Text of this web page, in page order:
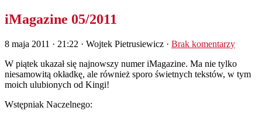
iMagazine 05/2011
8 maja 2011 · 21:22 · Wojtek Pietrusiewicz · Brak komentarzy
W piątek ukazał się najnowszy numer iMagazine. Ma nie tylko
niesamowitą okładkę, ale również sporo świetnych tekstów, w tym
moich ulubionych od Kingi!
Wstępniak Naczelnego: